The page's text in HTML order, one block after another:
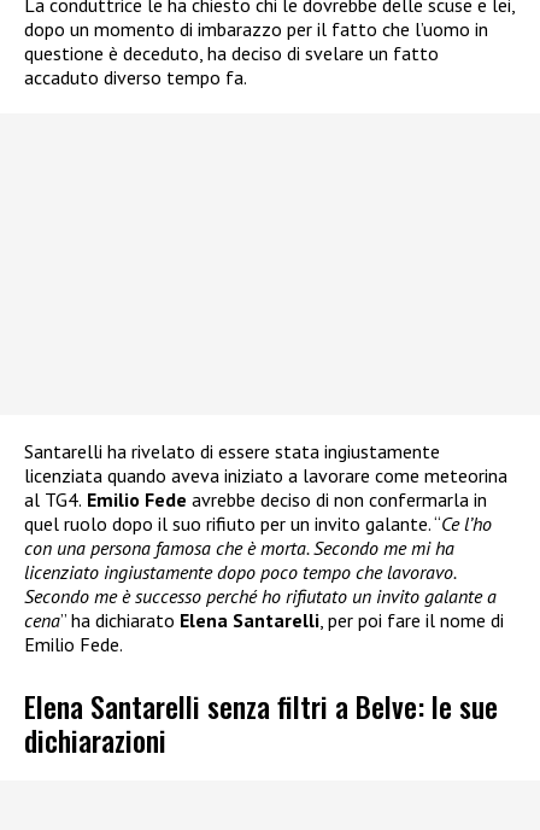
La conduttrice le ha chiesto chi le dovrebbe delle scuse e lei,
dopo un momento di imbarazzo per il fatto che l’uomo in
questione è deceduto, ha deciso di svelare un fatto
accaduto diverso tempo fa.
Santarelli ha rivelato di essere stata ingiustamente
licenziata quando aveva iniziato a lavorare come meteorina
al TG4. Emilio Fede avrebbe deciso di non confermarla in
quel ruolo dopo il suo rifiuto per un invito galante. “Ce l’ho
con una persona famosa che è morta. Secondo me mi ha
licenziato ingiustamente dopo poco tempo che lavoravo.
Secondo me è successo perché ho rifiutato un invito galante a
cena” ha dichiarato Elena Santarelli, per poi fare il nome di
Emilio Fede.
Elena Santarelli senza filtri a Belve: le sue
dichiarazioni